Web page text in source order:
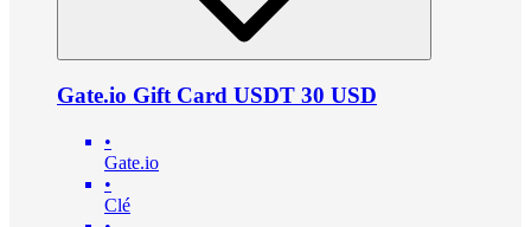
Gate.io Gift Card USDT 30 USD
•
Gate.io
•
Clé